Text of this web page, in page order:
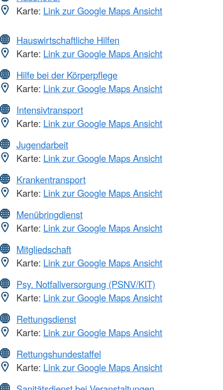
Karte: Link zur Google Maps Ansicht
Hauswirtschaftliche Hilfen
Karte: Link zur Google Maps Ansicht
Hilfe bei der Körperpflege
Karte: Link zur Google Maps Ansicht
Intensivtransport
Karte: Link zur Google Maps Ansicht
Jugendarbeit
Karte: Link zur Google Maps Ansicht
Krankentransport
Karte: Link zur Google Maps Ansicht
Menübringdienst
Karte: Link zur Google Maps Ansicht
Mitgliedschaft
Karte: Link zur Google Maps Ansicht
Psy. Notfallversorgung (PSNV/KIT)
Karte: Link zur Google Maps Ansicht
Rettungsdienst
Karte: Link zur Google Maps Ansicht
Rettungshundestaffel
Karte: Link zur Google Maps Ansicht